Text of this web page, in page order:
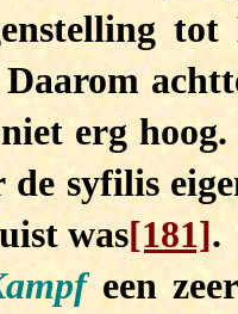
Daarom
erg
syfilis
was[181].
een